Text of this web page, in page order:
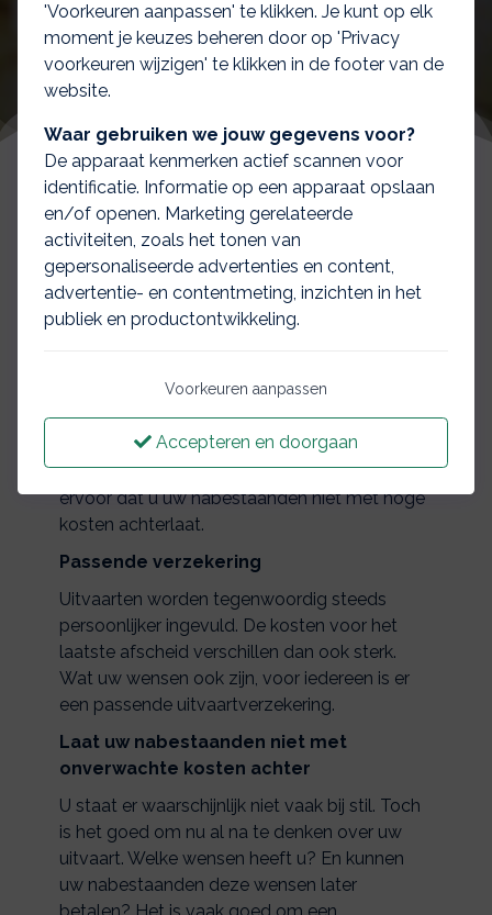
Uitvaartverzekering
Met een uitvaartverzekering, ook wel
al snel € 8.000,00 en is dus erg kostbaar.
Wanneer u dit niet zelf kunt of wilt betalen,
kan het verstandig zijn om een
uitvaartverzekering af te sluiten. Zo zorgt u
ervoor dat u uw nabestaanden niet met hoge
kosten achterlaat.
Passende verzekering
Uitvaarten worden tegenwoordig steeds
persoonlijker ingevuld. De kosten voor het
laatste afscheid verschillen dan ook sterk.
Wat uw wensen ook zijn, voor iedereen is er
een passende uitvaartverzekering.
Laat uw nabestaanden niet met
onverwachte kosten achter
U staat er waarschijnlijk niet vaak bij stil. Toch
is het goed om nu al na te denken over uw
uitvaart. Welke wensen heeft u? En kunnen
uw nabestaanden deze wensen later
betalen? Het is vaak goed om een
'Voorkeuren aanpassen' te klikken. Je kunt op elk
moment je keuzes beheren door op 'Privacy
voorkeuren wijzigen' te klikken in de footer van de
website.
Waar gebruiken we jouw gegevens voor?
De apparaat kenmerken actief scannen voor
identificatie. Informatie op een apparaat opslaan
en/of openen. Marketing gerelateerde
activiteiten, zoals het tonen van
gepersonaliseerde advertenties en content,
advertentie- en contentmeting, inzichten in het
publiek en productontwikkeling.
Voorkeuren aanpassen
Accepteren en doorgaan